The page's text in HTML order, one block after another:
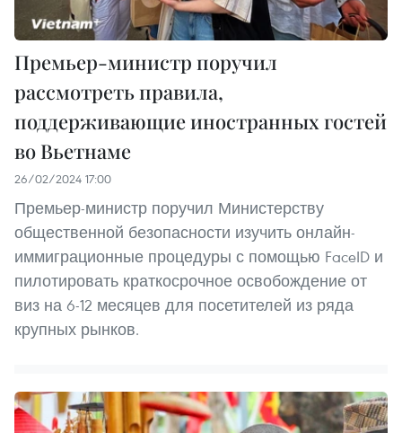
Премьер-министр поручил
рассмотреть правила,
поддерживающие иностранных гостей
во Вьетнаме
26/02/2024 17:00
Премьер-министр поручил Министерству
общественной безопасности изучить онлайн-
иммиграционные процедуры с помощью FaceID и
пилотировать краткосрочное освобождение от
виз на 6-12 месяцев для посетителей из ряда
крупных рынков.